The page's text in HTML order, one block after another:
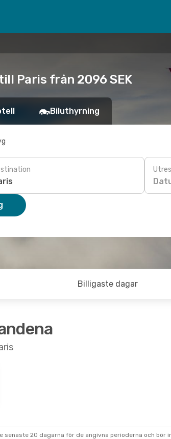
Paris från 2096 SEK
Biluthyrning
Billigaste dagar
senaste 20 dagarna för de angivna perioderna och